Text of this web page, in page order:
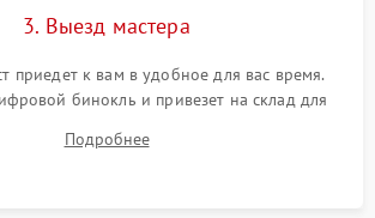
3. Выезд мастера
приедет к вам в удобное для вас время.
бинокль и привезет на склад для
Подробнее